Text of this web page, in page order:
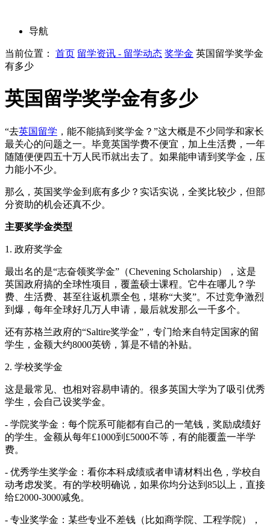
导航
当前位置： 首页 留学资讯 - 留学动态 奖学金 英国留学奖学金
有多少
英国留学奖学金有多少
“去英国留学 ，能不能搞到奖学金？”这大概是不少同学和家长
最关心的问题之一。毕竟英国学费不便宜，加上生活费，一年
随随便便四五十万人民币就出去了。如果能申请到奖学金，压
力能小不少。
那么，英国奖学金到底有多少？实话实说，全奖比较少，但部
分资助的机会还真不少。
主要奖学金类型
1. 政府奖学金
最出名的是“志奋领奖学金”（Chevening Scholarship），这是
英国政府搞的全球性项目，覆盖硕士课程。它牛在哪儿？学
费、生活费、甚至往返机票全包，堪称“大奖”。不过竞争激烈
到爆，每年全球好几万人申请，最后就发那么一千多个。
还有苏格兰政府的“Saltire奖学金”，专门给来自特定国家的留
学生，金额大约8000英镑，算是不错的补贴。
2. 学校奖学金
这是最常见、也相对容易申请的。很多英国大学为了吸引优秀
学生，会自己设奖学金。
- 学院奖学金：每个院系可能都有自己的一笔钱，奖励成绩好
的学生。金额从每年£1000到£5000不等，有的能覆盖一半学
费。
- 优秀学生奖学金：看你本科成绩或者申请材料出色，学校自
动考虑发奖。有的学校明确说，如果你均分达到85以上，直接
给£2000-3000减免。
- 专业奖学金：某些专业不差钱（比如商学院、工程学院），